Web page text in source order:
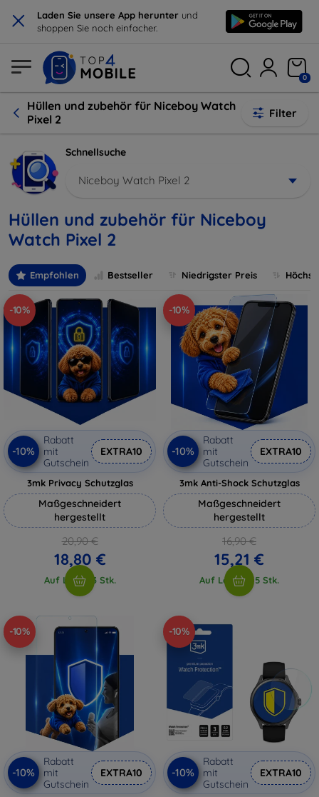
× Laden Sie unsere App herunter und
shoppen Sie noch einfacher.
0
Hüllen und zubehör für Niceboy Watch
Pixel 2
Filter
Schnellsuche
Niceboy Watch Pixel 2
Hüllen und zubehör für Niceboy
Watch Pixel 2
Empfohlen Bestseller Niedrigster Preis
-10%
-10%
Rabatt
mit
Gutschein
EXTRA10
3mk Privacy Schutzglas
Maßgeschneidert
hergestellt
20,90 €
18,80 €
Auf Lager 3 Stk.
-10%
-10%
Rabatt
mit
Gutschein
EXTRA10
3mk Anti-Shock Schutzglas
Maßgeschneidert
hergestellt
16,90 €
15,21 €
Auf Lager > 5 Stk.
-10%
-10%
Rabatt
mit
Gutschein
EXTRA10
-10%
-10%
Rabatt
mit
Gutschein
EXTRA10